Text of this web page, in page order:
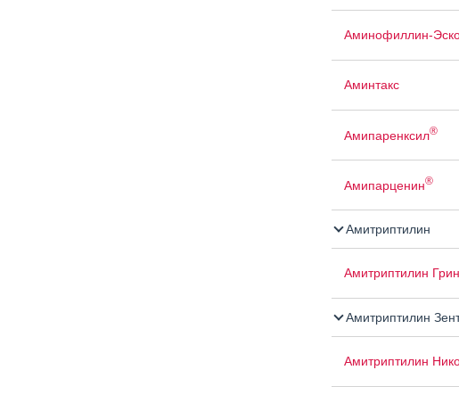
Аминофиллин-
Аминтакс
Амипаренксил®
Амипарценин®
Амитриптилин
Амитриптилин
Амитриптилин
Амитриптилин